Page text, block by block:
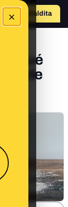
×
Hazte Maldita
qué
de